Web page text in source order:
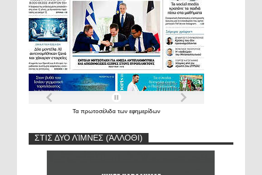
Τα πρωτοσέλιδα των εφημερίδων
ΣΤΙΣ ΔΥΟ ΛΊΜΝΕΣ (ΆΛΛΟΘΙ)